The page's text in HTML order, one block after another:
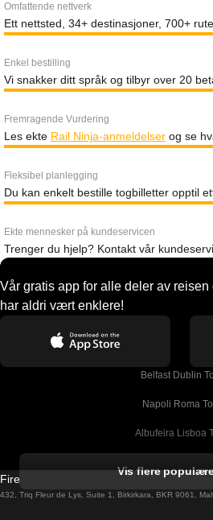
Omfattende nettverk
Ett nettsted, 34+ destinasjoner, 700+
Enkel bestilling
Vi snakker ditt språk og tilbyr over 20
Fremragende Vurdering
Les ekte Rail Ninja-anmeldelserog se
Fleksibel planlegging
Du kan enkelt bestille togbilletter opptil
Ekte mennesker på kundeservicen
Trenger du hjelp? Kontakt vår
Vår gratis app for alle deler av
har aldri vært enklere!
Belfast Dublin
Napoli Roma
Albufeira Lisboa
Barcelona Madrid
Vis flere
Firebird GT Limited (OC 1451)
432, Triq Fleur de Lys, Suite 1, Birkirkara, BKR 9061,